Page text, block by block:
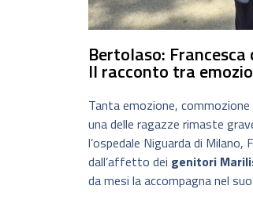
Bertolaso:
Il racconto tra
Tanta emozione,
una delle ragazze rimaste
l’ospedale Niguarda di
dall’affetto dei genitori
da mesi la accompagna nel